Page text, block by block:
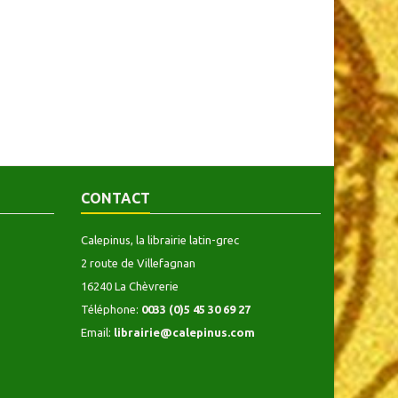
CONTACT
Calepinus, la librairie latin-grec
2 route de Villefagnan
16240 La Chèvrerie
Téléphone: 0033 (0)5 45 30 69 27
Email: librairie@calepinus.com